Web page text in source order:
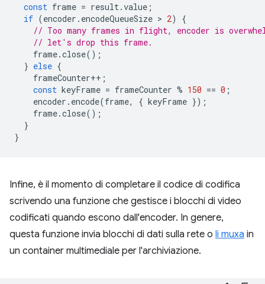
const frame = result .value ;
if (encoder . encodeQueueSize > 2)
{
// Too many frames in flight, encoder is
// let's drop this frame.
frame.close();
} else {
frameCounter++ ;
const keyFrame = frameCounter % 150 == 0 ;
encoder . encode(frame, { keyFrame });
frame.close();
}
}
Infine, è il momento di completare il codice di codifica
scrivendo una funzione che gestisce i blocchi di video
codificati quando escono dall'encoder. In genere,
questa funzione invia blocchi di dati sulla rete o li muxa in
un container multimediale per l'archiviazione.